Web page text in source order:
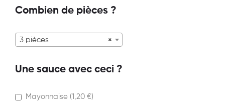
Combien de pièces ?
×
3 pièces
Une sauce avec ceci ?
Mayonnaise (1,20 €)